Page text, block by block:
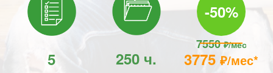
5 250 ч.
-50%
7550₽/мес
3775₽/мес*